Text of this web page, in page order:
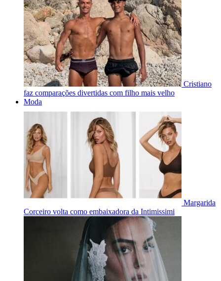
Cristiano
faz comparações divertidas com filho mais velho
Moda
Margarida
Corceiro volta como embaixadora da Intimissimi